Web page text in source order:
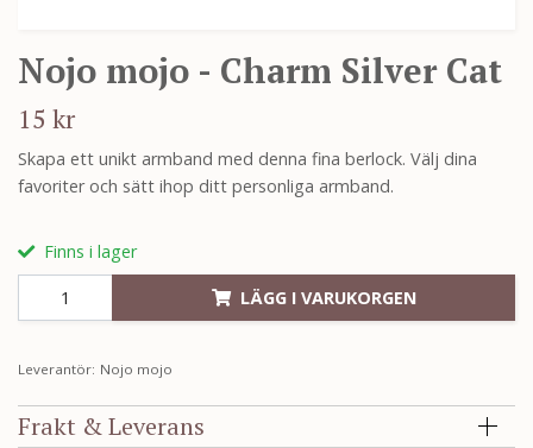
Nojo mojo - Charm Silver Cat
15 kr
Skapa ett unikt armband med denna fina berlock. Välj dina
favoriter och sätt ihop ditt personliga armband.
Finns i lager
LÄGG I VARUKORGEN
Leverantör: Nojo mojo
Frakt & Leverans